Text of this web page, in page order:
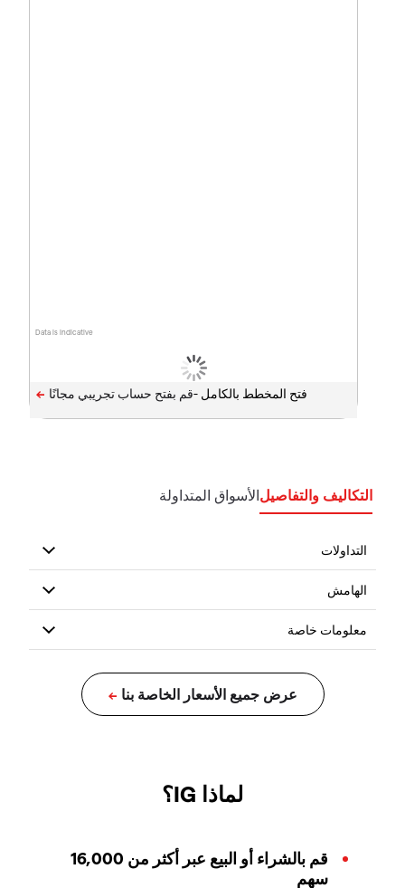
Data is indicative
فتح المخطط بالكامل -
التكاليف والتفاصيلالأسواق المتداولة
لماذا IG؟
قم بالشراء أو البيع عبر أكثر من 16,000
سهم